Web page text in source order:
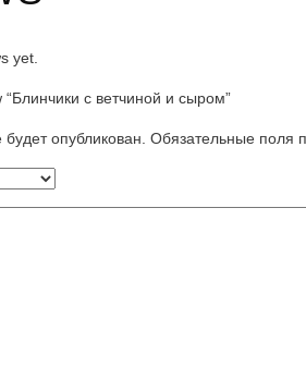
yet.
с ветчиной и сыром”
опубликован. Обязательные поля